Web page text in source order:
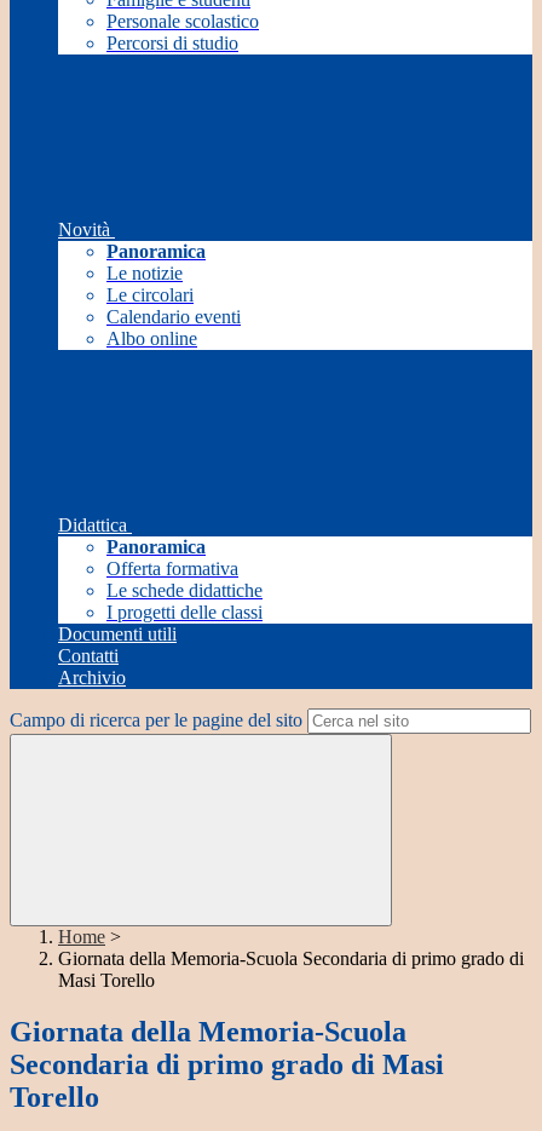
Personale scolastico
Percorsi di studio
Novità
Panoramica
Le notizie
Le circolari
Calendario eventi
Albo online
Didattica
Panoramica
Offerta formativa
Le schede didattiche
I progetti delle classi
Documenti utili
Contatti
Archivio
Campo di ricerca per le pagine del sito
Home >
Giornata della Memoria-Scuola Secondaria di primo grado di
Masi Torello
Giornata della Memoria-Scuola
Secondaria di primo grado di Masi
Torello